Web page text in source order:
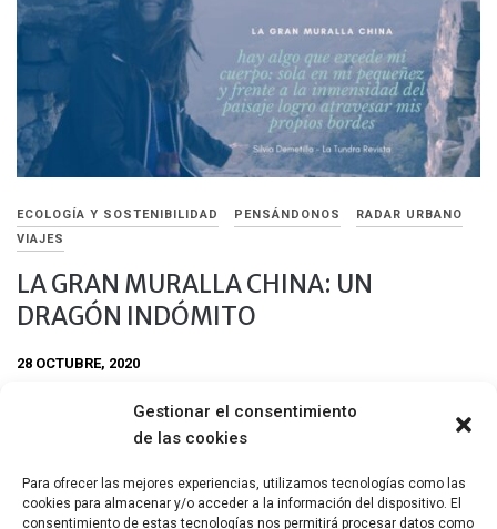
Gestionar el consentimiento
de las cookies
Para ofrecer las mejores experiencias, utilizamos tecnologías como las
cookies para almacenar y/o acceder a la información del dispositivo. El
consentimiento de estas tecnologías nos permitirá procesar datos como
ECOLOGÍA Y SOSTENIBILIDAD PENSÁNDONOS
RADAR URBANO
VIAJES
LA GRAN MURALLA CHINA: UN
DRAGÓN INDÓMITO
28 OCTUBRE, 2020
En un abrir y cerrar de ojos me encuentro recorriendo el
circuito de senderismo en la Gran Muralla China, desde
experiencias más significativas de mi vida.
Compartir